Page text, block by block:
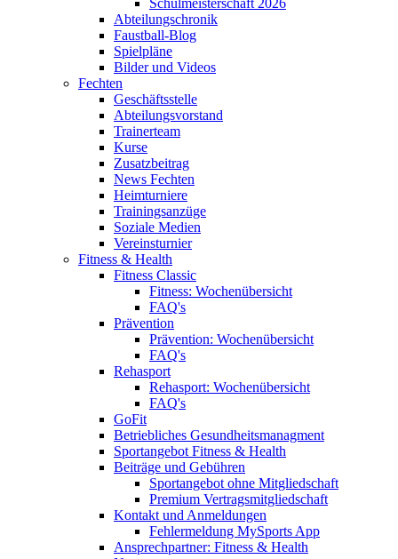
Abteilungschronik
Faustball-Blog
Spielpläne
Bilder und Videos
Fechten
Geschäftsstelle
Abteilungsvorstand
Trainerteam
Kurse
Zusatzbeitrag
News Fechten
Heimturniere
Trainingsanzüge
Soziale Medien
Vereinsturnier
Fitness & Health
Fitness Classic
Fitness: Wochenübersicht
FAQ's
Prävention
Prävention: Wochenübersicht
FAQ's
Rehasport
Rehasport: Wochenübersicht
FAQ's
GoFit
Betriebliches Gesundheitsmanagment
Sportangebot Fitness & Health
Beiträge und Gebühren
Sportangebot ohne Mitgliedschaft
Premium Vertragsmitgliedschaft
Kontakt und Anmeldungen
Fehlermeldung MySports App
Ansprechpartner: Fitness & Health